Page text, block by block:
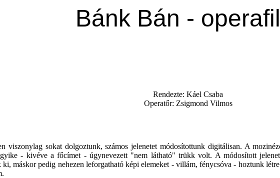
Bánk Bán -
Rendezte: Káel Csaba
Operatőr: Zsigmond Vilmos
viszonylag sokat dolgoztunk, számos jelenetet módosítottunk digitálisan. A
- kivéve a főcímet - úgynevezett "nem látható" trükk volt. A módosított
ki, máskor pedig nehezen leforgatható képi elemeket - villám, fénycsóva - hoztunk